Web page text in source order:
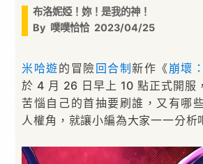
布洛妮婭！妳！是我的神！
By 噗噗恰恰 2023/04/25
米哈遊的冒險回合制新作《崩壞
於 4 月 26 日早上 10 點正式開服
苦惱自己的首抽要刷誰，又有哪
人權角，就讓小編為大家一一分析